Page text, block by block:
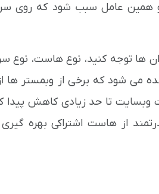
همین عامل سبب شود که روی
توجه کنید، نوع هاست، نوع
می شود که برخی از وبمستر ها
تا حد زیادی کاهش پیدا
از هاست اشتراکی بهره